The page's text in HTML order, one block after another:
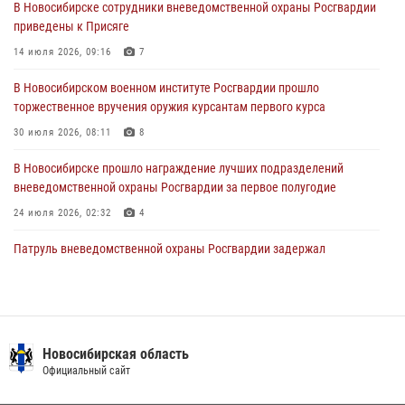
В Новосибирске военнослужащие отряда спецназа «Ермак»
Росгвардии провели занятия по беспарашютному десантированию
В Новосибирске военнослужащие Росгвардии почтили память детей
– жертв войны в Донбассе
В Новосибирске сотрудники вневедомственной охраны Росгвардии
приведены к Присяге
14 июля 2026, 09:16 7
В Новосибирском военном институте Росгвардии прошло
торжественное вручения оружия курсантам первого курса
30 июля 2026, 08:11 8
В Новосибирске прошло награждение лучших подразделений
вневедомственной охраны Росгвардии за первое полугодие
24 июля 2026, 02:32 4
Патруль вневедомственной охраны Росгвардии задержал
Росгвардии задержаны лица, находящихся в розыске
13 июля 2026, 05:32
Новосибирская область
Официальный сайт